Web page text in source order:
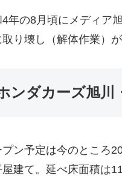
4年の8月頃にメディア
り壊し（解体作業）
ンダカーズ旭川
プン予定は今のところ
建て。延べ床面積は